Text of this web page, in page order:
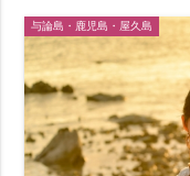
与論島・鹿児島・屋久島
ドローン ムー
衣装2着目
その他（限定や割引